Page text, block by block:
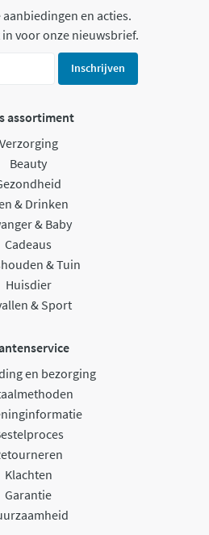
en acties.
voor onze nieuwsbrief.
Inschrijven
assortiment
Verzorging
Beauty
& Drinken
& Baby
Cadeaus
& Tuin
Huisdier
& Sport
en bezorging
Klachten
Garantie